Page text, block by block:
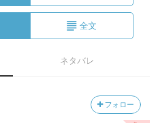
全文
ネタバレ
フォロー